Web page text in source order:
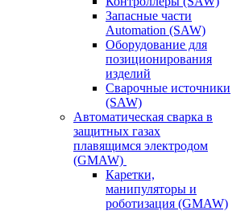
Запасные части
Automation (SAW)
Оборудование для
позиционирования
изделий
Сварочные источники
(SAW)
Автоматическая сварка в
защитных газах
плавящимся электродом
(GMAW)
Каретки,
манипуляторы и
роботизация (GMAW)